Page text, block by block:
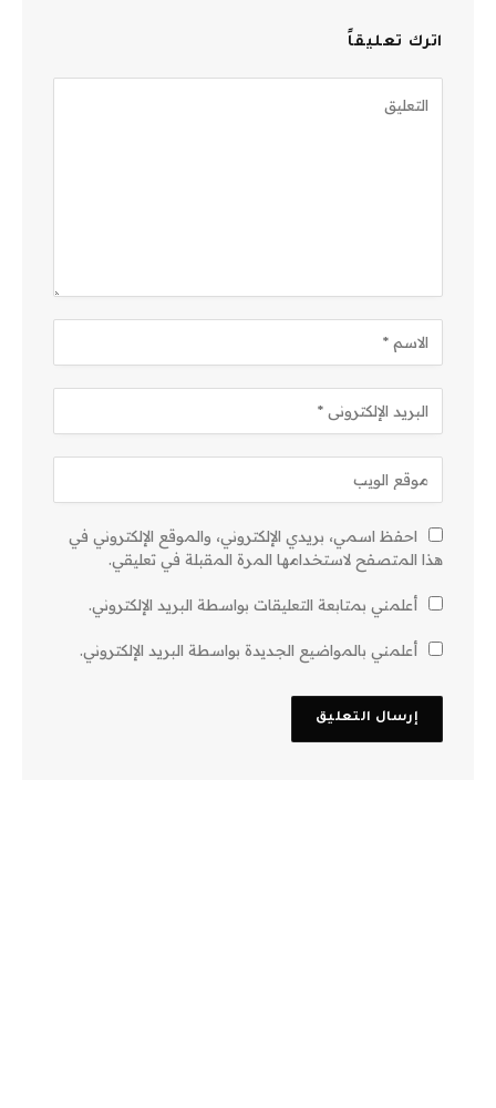
اترك تعليقاً
احفظ اسمي، بريدي الإلكتروني، والموقع الإلكتروني في
هذا المتصفح لاستخدامها المرة المقبلة في تعليقي.
أعلمني بمتابعة التعليقات بواسطة البريد الإلكتروني.
أعلمني بالمواضيع الجديدة بواسطة البريد الإلكتروني.